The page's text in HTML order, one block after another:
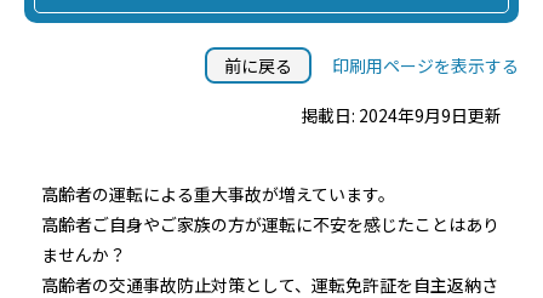
前に戻る 印刷用ページを表示する
掲載日: 2024年9月9日更新
高齢者の運転による重大事故が増えています。
高齢者ご自身やご家族の方が運転に不安を感じたことはあり
ませんか？
高齢者の交通事故防止対策として、運転免許証を自主返納さ